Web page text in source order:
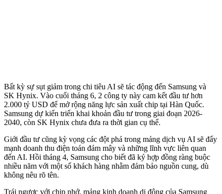
Bất kỳ sự sụt giảm trong chi tiêu AI sẽ tác động đến Samsung và
SK Hynix. Vào cuối tháng 6, 2 công ty này cam kết đầu tư hơn
2.000 tỷ USD để mở rộng năng lực sản xuất chip tại Hàn Quốc.
Samsung dự kiến triển khai khoản đầu tư trong giai đoạn 2026-
2040, còn SK Hynix chưa đưa ra thời gian cụ thể.
Giới đầu tư cũng kỳ vọng các đột phá trong mảng dịch vụ AI sẽ đẩy
mạnh doanh thu điện toán đám mây và những lĩnh vực liên quan
đến AI. Hồi tháng 4, Samsung cho biết đã ký hợp đồng ràng buộc
nhiều năm với một số khách hàng nhằm đảm bảo nguồn cung, dù
không nêu rõ tên.
Trái ngược với chip nhớ, mảng kinh doanh di động của Samsung